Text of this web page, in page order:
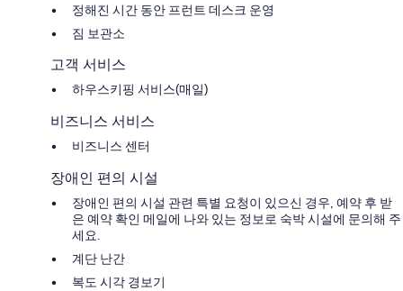
정해진 시간 동안 프런트 데스크 운영
짐 보관소
고객 서비스
하우스키핑 서비스(매일)
비즈니스 서비스
비즈니스 센터
장애인 편의 시설
장애인 편의 시설 관련 특별 요청이 있으신 경우, 예약 후 받
은 예약 확인 메일에 나와 있는 정보로 숙박 시설에 문의해 주
세요.
계단 난간
복도 시각 경보기